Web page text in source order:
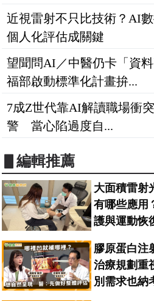
近視雷射不只比技術？AI
個人化評估成關鍵
望聞問AI／中醫仍卡「資
福部啟動標準化計畫拚...
7成Z世代靠AI解讀職場衝
警 當心陷過度自...
▋編輯推薦
大面積雷射
有哪些應用
護與運動恢
膠原蛋白注
治療規劃
別需求也納